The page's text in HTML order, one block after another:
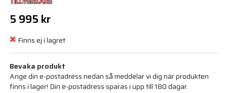
5 995 kr
Finns ej i lagret
Bevaka produkt
Ange din e-postadress nedan så meddelar vi dig när produkten
finns i lager! Din e-postadress sparas i upp till 180 dagar.